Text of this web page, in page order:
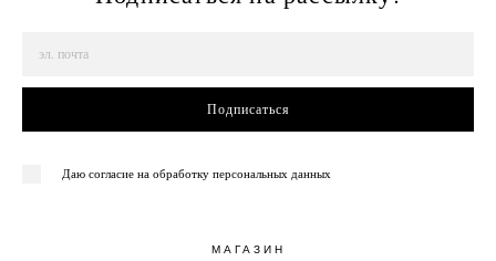
Подписаться
Даю согласие на обработку персональных данных
МАГАЗИН